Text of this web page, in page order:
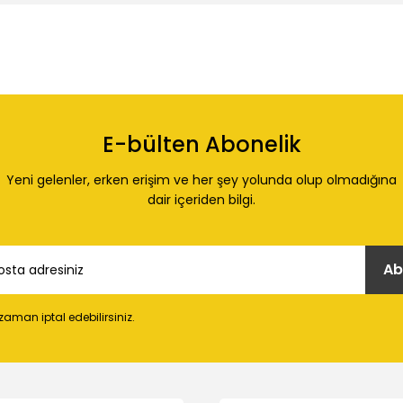
Gönder
E-bülten Abonelik
Yeni gelenler, erken erişim ve her şey yolunda olup olmadığına
dair içeriden bilgi.
iptal edebilirsiniz.